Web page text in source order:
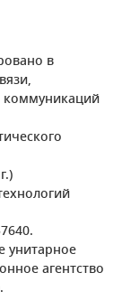
в
унитарное
агентство